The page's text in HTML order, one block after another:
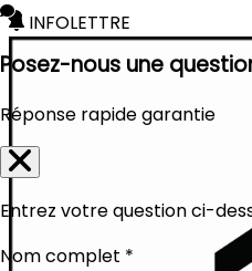
INFOLETTRE
Posez-nous une
Réponse rapide garantie
Entrez votre question ci-
Nom complet *